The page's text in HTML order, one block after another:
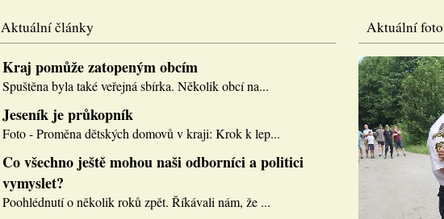
Aktuální články
Kraj pomůže zatopeným obcím
Spuštěna byla také veřejná sbírka. Několik obcí na...
Jeseník je průkopník
Foto - Proměna dětských domovů v kraji: Krok k lep...
Co všechno ještě mohou naši odborníci a politici
vymyslet?
Poohlédnutí o několik roků zpět. Říkávali nám, že ...
Aktuální foto